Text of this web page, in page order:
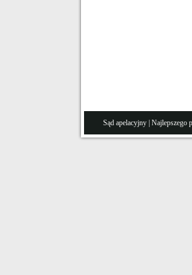
Sąd apelacyjny | Najlepszego